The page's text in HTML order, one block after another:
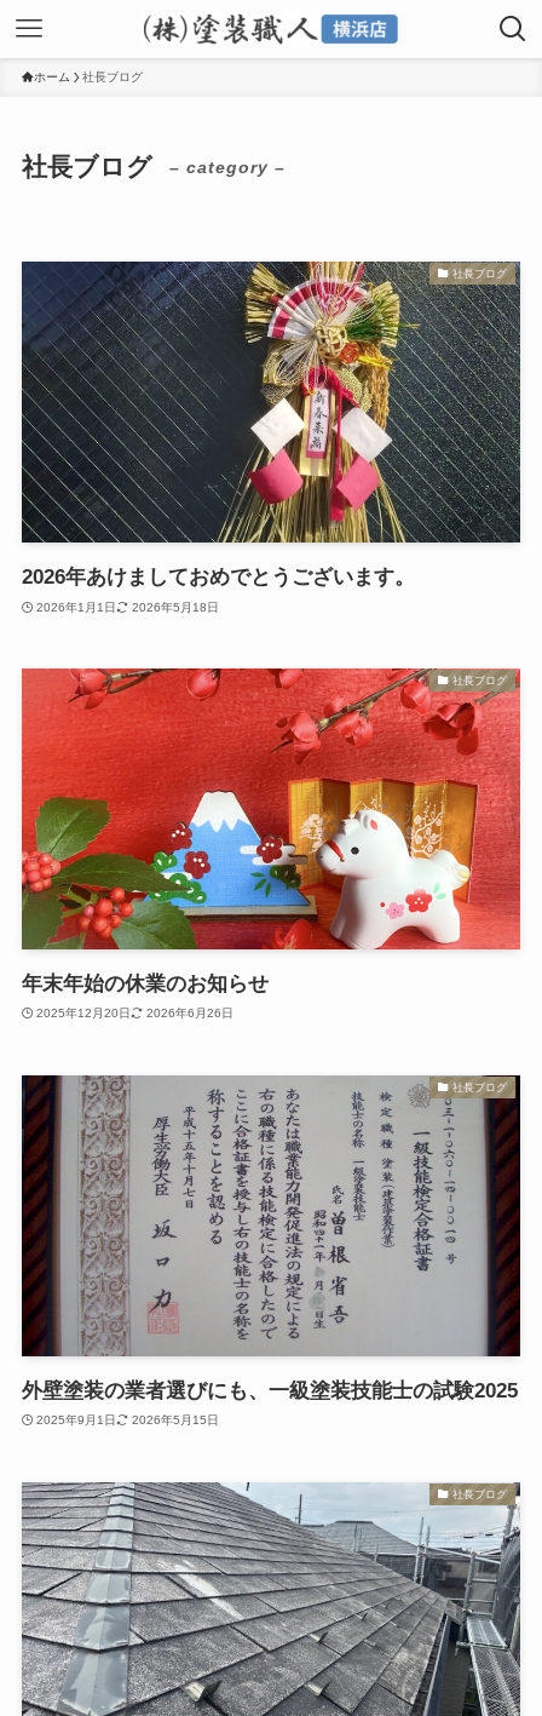
ホーム 社長ブログ
社長ブログ – category –
社長ブログ
2026年あけましておめでとうございます。
2026年1月1日 2026年5月18日
社長ブログ
年末年始の休業のお知らせ
2025年12月20日 2026年6月26日
社長ブログ
外壁塗装の業者選びにも、一級塗装技能士の試験2025
2025年9月1日 2026年5月15日
社長ブログ